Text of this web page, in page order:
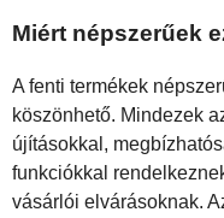
Miért népszerűek
A fenti termékek
köszönhető. Mindezek
újításokkal,
funkciókkal
vásárlói elvárásoknak.